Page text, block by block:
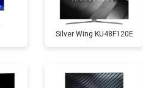
Silver Wing KU48F120E